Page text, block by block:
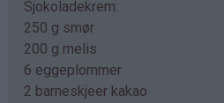
Sjokoladekrem:
250 g smør
200 g melis
6 eggeplommer
2 barneskjeer kakao